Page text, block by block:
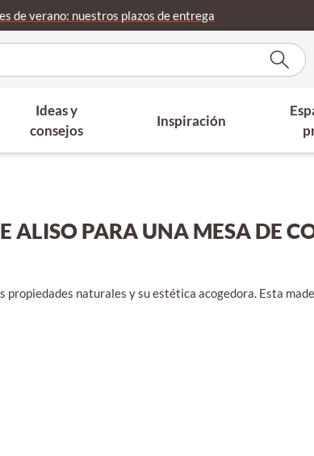
de verano: nuestros plazos de entrega
Ideas y
consejos
Inspiración
ALISO PARA UNA MESA DE
propiedades naturales y su estética acogedora. Esta